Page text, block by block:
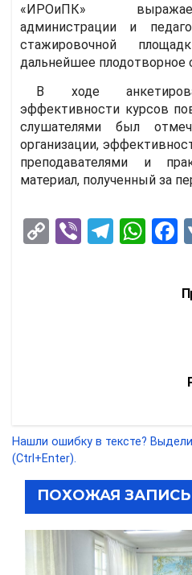
«ИРОиПК»
администрации и
стажировочной
дальнейшее плодотворное
В ходе
эффективности курсов
слушателями был
организации,
преподавателями и
материал, полученный за
C
Vi T
W F
b
k
Нашли ошибку в тексте?
(Ctrl+Enter).
ПОХОЖАЯ ЗАПИСЬ